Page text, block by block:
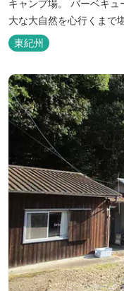
キャンプ場。 バーベキ
大な大自然を心行くまで
東紀州